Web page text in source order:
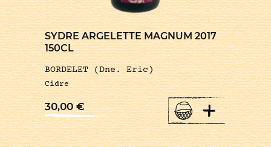
SYDRE ARGELETTE MAGNUM 2017
150CL
BORDELET (Dne. Eric)
Cidre
30,00€ +